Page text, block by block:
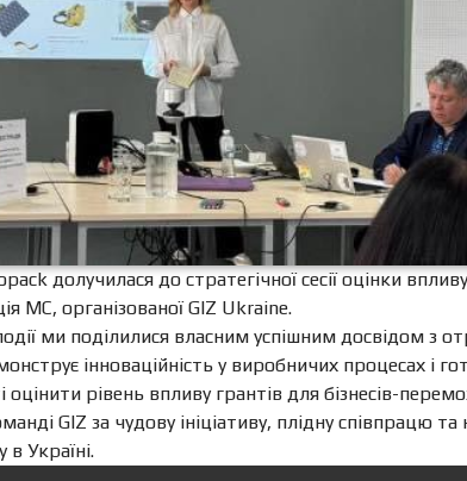
долучилася до стратегічної сесії оцінки
МС, організованої GIZ Ukraine.
ми поділилися власним успішним досвідом з
інноваційність у виробничих процесах і
оцінити рівень впливу грантів для бізнесів-
GIZ за чудову ініціативу, плідну співпрацю
в Україні.